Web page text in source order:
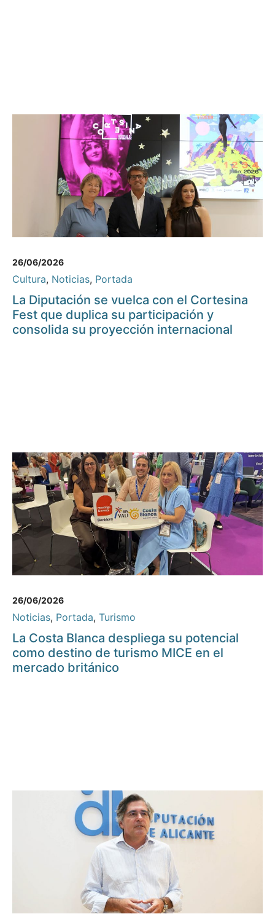
26/06/2026
Cultura, Noticias, Portada
La Diputación se vuelca con el Cortesina
Fest que duplica su participación y
consolida su proyección internacional
26/06/2026
Noticias, Portada, Turismo
La Costa Blanca despliega su potencial
como destino de turismo MICE en el
mercado británico